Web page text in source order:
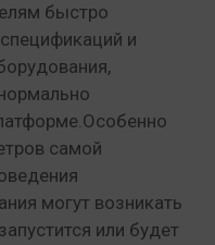
быстро
и
самой
могут возникать
или будет